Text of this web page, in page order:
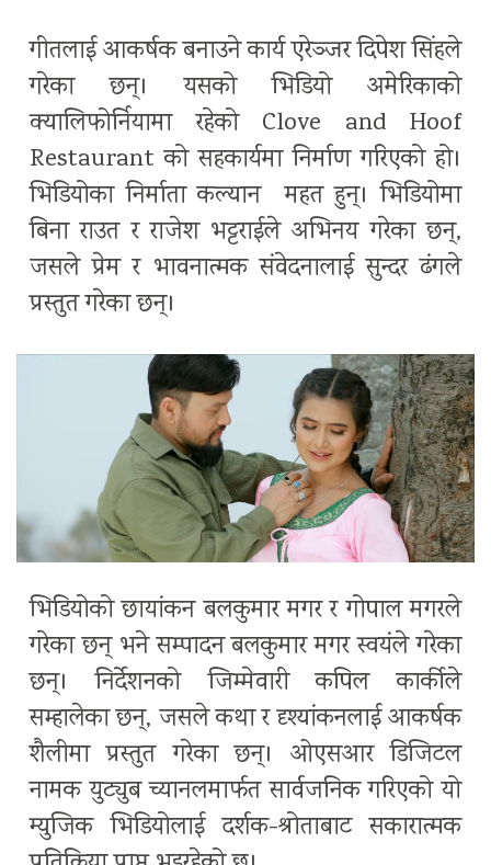
गीतलाई आकर्षक बनाउने कार्य एरेञ्जर दिपेश सिंहले
गरेका छन्। यसको भिडियो अमेरिकाको
क्यालिफोर्नियामा रहेको Clove and Hoof
Restaurant को सहकार्यमा निर्माण गरिएको हो।
भिडियोका निर्माता कल्यान महत हुन्। भिडियोमा
बिना राउत र राजेश भट्टराईले अभिनय गरेका छन्,
जसले प्रेम र भावनात्मक संवेदनालाई सुन्दर ढंगले
प्रस्तुत गरेका छन्।
भिडियोको छायांकन बलकुमार मगर र गोपाल मगरले
गरेका छन् भने सम्पादन बलकुमार मगर स्वयंले गरेका
छन्। निर्देशनको जिम्मेवारी कपिल कार्कीले
सम्हालेका छन्, जसले कथा र दृश्यांकनलाई आकर्षक
शैलीमा प्रस्तुत गरेका छन्। ओएसआर डिजिटल
नामक युट्युब च्यानलमार्फत सार्वजनिक गरिएको यो
म्युजिक भिडियोलाई दर्शक-श्रोताबाट सकारात्मक